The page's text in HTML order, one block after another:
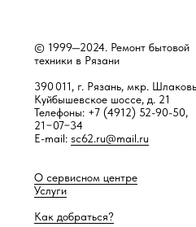
© 1999—2024. Ремонт бытовой
техники в Рязани
390 011, г. Рязань, мкр.
Куйбышевское шоссе, д. 21
Телефоны: +7 (4912) 52-90-50,
21−07−34
E-mail: sc62.ru@mail.ru
О сервисном центре
Услуги
Как добраться?